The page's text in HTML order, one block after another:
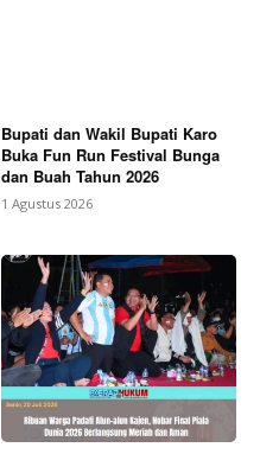
Bupati dan Wakil Bupati Karo
Buka Fun Run Festival Bunga
dan Buah Tahun 2026
1 Agustus 2026